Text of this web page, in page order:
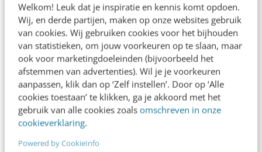
Welkom! Leuk dat je inspiratie en kennis komt opdoen.
Wij, en derde partijen, maken op onze websites gebruik
van cookies. Wij gebruiken cookies voor het bijhouden
van statistieken, om jouw voorkeuren op te slaan, maar
ook voor marketingdoeleinden (bijvoorbeeld het
afstemmen van advertenties). Wil je je voorkeuren
aanpassen, klik dan op ‘Zelf instellen’. Door op ‘Alle
cookies toestaan’ te klikken, ga je akkoord met het
gebruik van alle cookies zoals omschreven in onze
cookieverklaring.
Powered by CookieInfo
anders uit, compleet in stijl met de
webversie.
Chrome-extensie. Werk je met Google
Chrome? Dan is de Pin It-knop voor je
browser verleden tijd. Pin nog sneller met
de Chrome extensie, diehier te installeren
is.